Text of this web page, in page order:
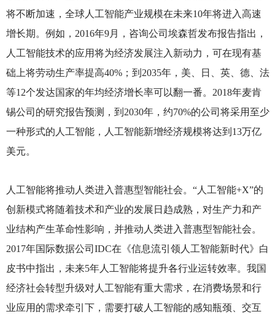
将不断加速，全球人工智能产业规模在未来10年将进入高速
增长期。例如，2016年9月，咨询公司埃森哲发布报告指出，
人工智能技术的应用将为经济发展注入新动力，可在现有基
础上将劳动生产率提高40%；到2035年，美、日、英、德、法
等12个发达国家的年均经济增长率可以翻一番。2018年麦肯
锡公司的研究报告预测，到2030年，约70%的公司将采用至少
一种形式的人工智能，人工智能新增经济规模将达到13万亿
美元。
人工智能将推动人类进入普惠型智能社会。“人工智能+X”的
创新模式将随着技术和产业的发展日趋成熟，对生产力和产
业结构产生革命性影响，并推动人类进入普惠型智能社会。
2017年国际数据公司IDC在《信息流引领人工智能新时代》白
皮书中指出，未来5年人工智能将提升各行业运转效率。我国
经济社会转型升级对人工智能有重大需求，在消费场景和行
业应用的需求牵引下，需要打破人工智能的感知瓶颈、交互